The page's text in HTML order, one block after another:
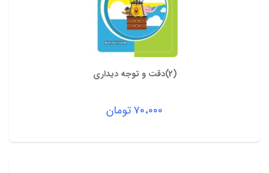
(2)دقت و توجه دیداری
۷۰،۰۰۰تومان